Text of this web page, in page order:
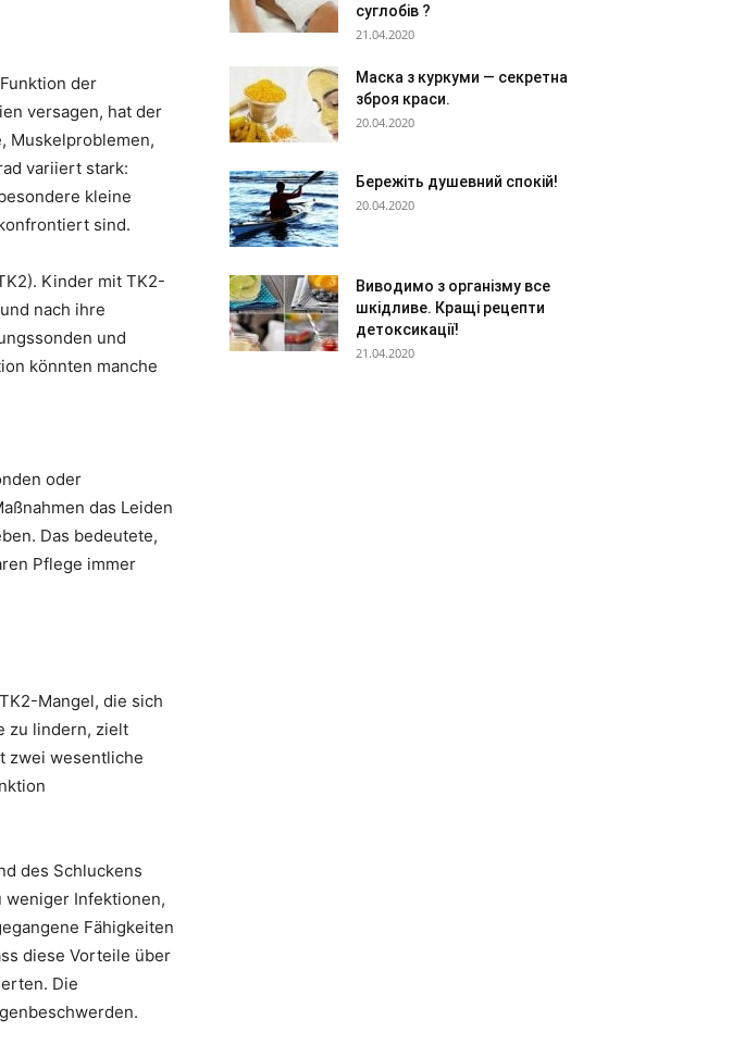
der
versagen, hat der
Muskelproblemen,
variiert stark:
kleine
sind.
Kinder mit TK2-
nach ihre
und
könnten manche
oder
das Leiden
Das bedeutete,
Pflege immer
Mangel, die sich
zu lindern, zielt
zwei wesentliche
des Schluckens
weniger Infektionen,
Fähigkeiten
diese Vorteile über
Die
суглобів ?
21.04.2020
Маска з куркуми — секретна
зброя краси.
20.04.2020
Бережіть душевний спокій!
20.04.2020
Виводимо з організму все
шкідливе. Кращі рецепти
детоксикації!
21.04.2020